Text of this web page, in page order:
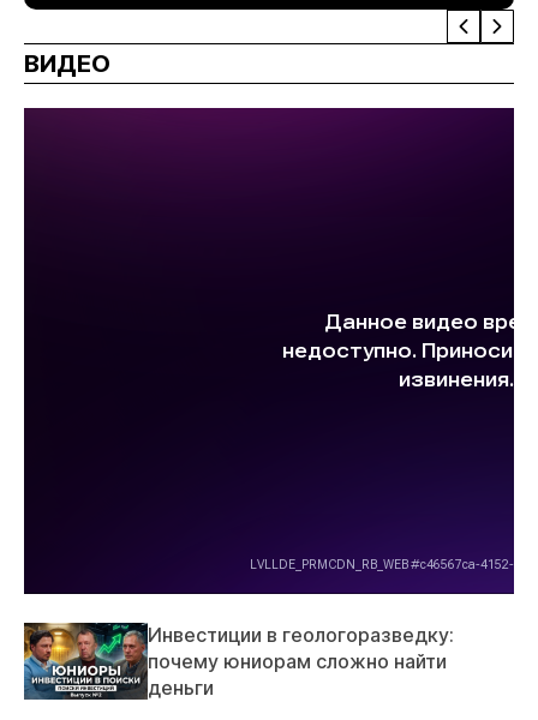
ВИДЕО
Инвестиции в геологоразведку:
почему юниорам сложно найти
деньги